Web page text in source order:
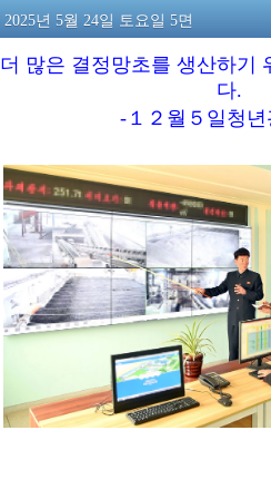
2025년 5월 24일 토요일 5면
더 많은 결정망초를 생산하기
다.
-１２월５일청